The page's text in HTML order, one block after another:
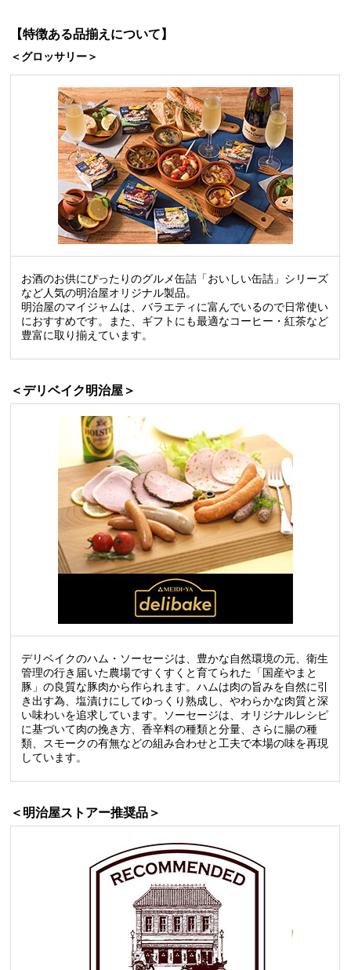
【特徴ある品揃えについて】
＜グロッサリー＞
お酒のお供にぴったりのグルメ缶詰「おいしい缶詰」シリーズ
など人気の明治屋オリジナル製品。
明治屋のマイジャムは、バラエティに富んでいるので日常使い
におすすめです。また、ギフトにも最適なコーヒー・紅茶など
豊富に取り揃えています。
＜デリベイク明治屋＞
デリベイクのハム・ソーセージは、豊かな自然環境の元、衛生
管理の行き届いた農場ですくすくと育てられた「国産やまと
豚」の良質な豚肉から作られます。ハムは肉の旨みを自然に引
き出す為、塩漬けにしてゆっくり熟成し、やわらかな肉質と深
い味わいを追求しています。ソーセージは、オリジナルレシピ
に基づいて肉の挽き方、香辛料の種類と分量、さらに腸の種
類、スモークの有無などの組み合わせと工夫で本場の味を再現
しています。
＜明治屋ストアー推奨品＞